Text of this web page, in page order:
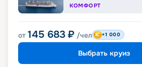
КОМФОРТ
от 145 683 ₽ /чел +1 000
Выбрать круиз